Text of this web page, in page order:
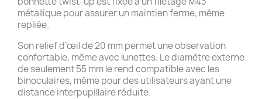
métallique pour assurer un maintien ferme, même
repliée.
Son relief d’œil de 20 mm permet une observation
confortable, même avec lunettes. Le diamètre externe
de seulement 55 mm le rend compatible avec les
binoculaires, même pour des utilisateurs ayant une
distance interpupillaire réduite.